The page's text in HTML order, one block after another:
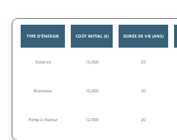
TYPE D’ÉNERGIE COÛT INITIAL (€) DURÉE DE VIE (ANS)
Solaires 15,000 25
Biomasse 10,000 20
Pomp à chaleur 12,000 20